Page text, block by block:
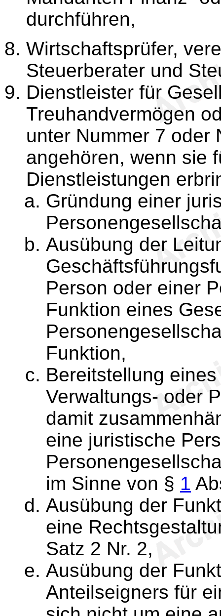
durchführen,
Wirtschaftsprüfer,
Steuerberater und
Dienstleister für
Treuhandvermögen
unter Nummer 7 oder
angehören, wenn sie
Dienstleistungen
Gründung einer
Ausübung der
Person oder einer
Funktion eines
Funktion,
Bereitstellung
Verwaltungs- oder
damit
eine juristische
im Sinne von § 1
Ausübung der
eine
Satz 2 Nr. 2,
Ausübung der
Anteilseigners für